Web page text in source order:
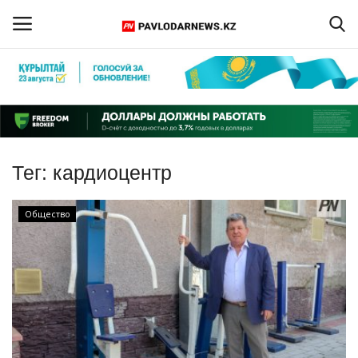
Регистрация
Главная
Обратная связь
ПАВЛОДАРСКАЯ ОБЛАСТЬ
КАЗАХСТАН
МИР
СПЕЦПРОЕКТЫ
Тег: кардиоцентр
Общество